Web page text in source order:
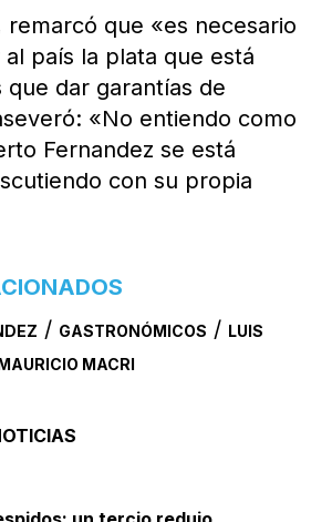
remarcó que «es necesario
país la plata que está
que dar garantías de
«No entiendo como
Fernandez se está
con su propia
/ GASTRONÓMICOS / LUIS
MACRI